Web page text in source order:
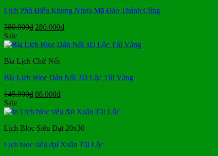
Lịch Phù Điêu Khung Nhựa Mã Đáo Thành Công
380.000₫ Giá
là:
280.000₫Giá
tại
Sale
Bìa Lịch Chữ Nổi
Bìa Lịch Bloc Dán Nổi 3D Lộc Túi Vàng
145.000₫ Giá
là:
88.000₫Giá
tại
88.000₫.
Sale
Lịch Bloc Siêu Đại 20x30
Lịch bloc siêu đại Xuân Tài Lộc